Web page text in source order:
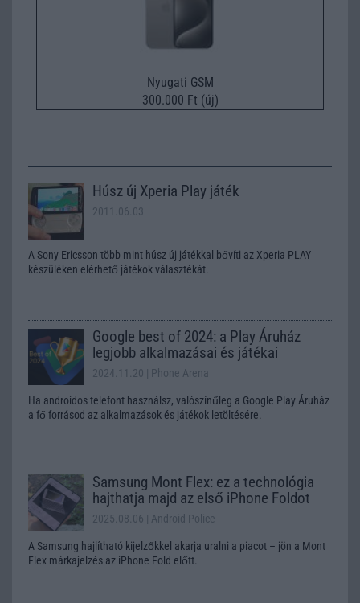
Nyugati GSM
300.000 Ft (új)
Húsz új Xperia Play játék
2011.06.03
A Sony Ericsson több mint húsz új játékkal bővíti az Xperia PLAY
készüléken elérhető játékok választékát.
Google best of 2024: a Play Áruház
legjobb alkalmazásai és játékai
2024.11.20 | Phone Arena
Ha androidos telefont használsz, valószínűleg a Google Play Áruház
a fő forrásod az alkalmazások és játékok letöltésére.
Samsung Mont Flex: ez a technológia
hajthatja majd az első iPhone Foldot
2025.08.06 | Android Police
A Samsung hajlítható kijelzőkkel akarja uralni a piacot – jön a Mont
Flex márkajelzés az iPhone Fold előtt.